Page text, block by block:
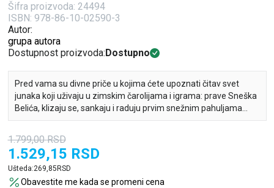
Šifra proizvoda: 24494
ISBN: 978-86-10-02590-3
Autor:
grupa autora
Dostupnost proizvoda: Dostupno
Pred vama su divne priče u kojima ćete upoznati čitav svet
junaka koji uživaju u zimskim čarolijama i igrama: prave Sneška
Belića, klizaju se, sankaju i raduju prvim snežnim pahuljama…
1.799,00 RSD
1.529,15 RSD
Ušteda:269,85 RSD
Obavestite me kada se promeni cena